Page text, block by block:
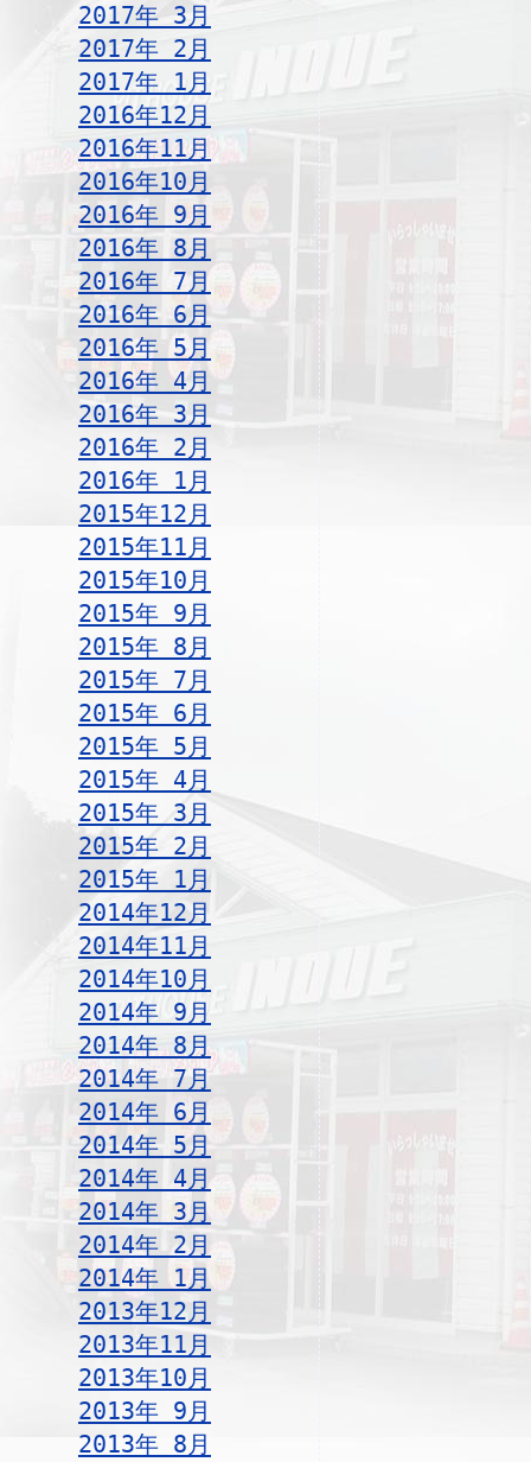
2017年 3月
2017年 2月
2017年 1月
2016年12月
2016年11月
2016年10月
2016年 9月
2016年 8月
2016年 7月
2016年 6月
2016年 5月
2016年 4月
2016年 3月
2016年 2月
2016年 1月
2015年12月
2015年11月
2015年10月
2015年 9月
2015年 8月
2015年 7月
2015年 6月
2015年 5月
2015年 4月
2015年 3月
2015年 2月
2015年 1月
2014年12月
2014年11月
2014年10月
2014年 9月
2014年 8月
2014年 7月
2014年 6月
2014年 5月
2014年 4月
2014年 3月
2014年 2月
2014年 1月
2013年12月
2013年11月
2013年10月
2013年 9月
2013年 8月